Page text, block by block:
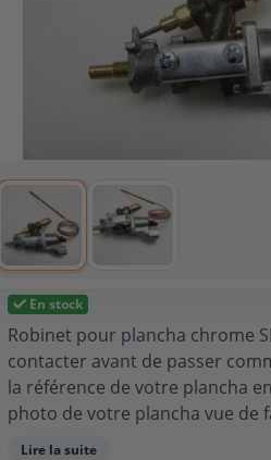
En stock
Robinet pour plancha chrome
contacter avant de passer
la référence de votre plancha
photo de votre plancha vue de
ainsi que son numéro de série :
Lire la suite